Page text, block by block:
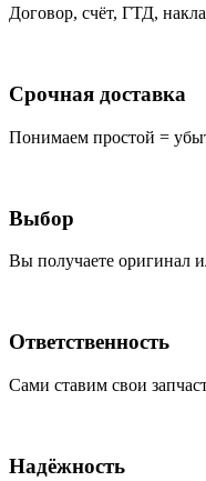
Договор, счёт, ГТД,
Срочная доставка
Понимаем простой =
Выбор
Вы получаете оригинал
Ответственность
Сами ставим свои
Надёжность